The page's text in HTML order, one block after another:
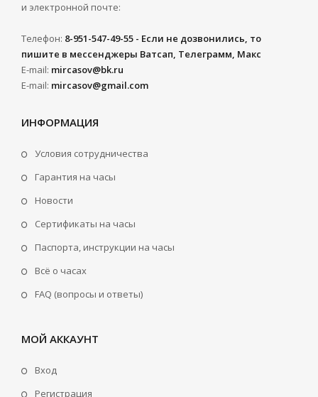
и электронной почте:
Телефон: 8-951-547-49-55 - Если не дозвонились, то
пишите в мессенджеры Ватсап, Телеграмм, Макс
E-mail: mircasov@bk.ru
E-mail: mircasov@gmail.com
ИНФОРМАЦИЯ
Условия сотрудничества
Гарантия на часы
Новости
Сертификаты на часы
Паспорта, инструкции на часы
Всё о часах
FAQ (вопросы и ответы)
МОЙ АККАУНТ
Вход
Регистрация